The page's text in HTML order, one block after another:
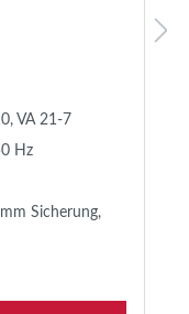
VA 21-7
Hz
Sicherung,